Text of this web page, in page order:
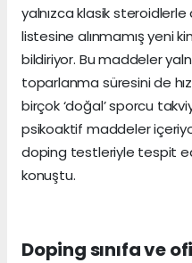
yalnızca klasik steroidlerle
listesine alınmamış yeni
bildiriyor. Bu maddeler
toparlanma süresini de
birçok ‘doğal’ sporcu
psikoaktif maddeler
doping testleriyle tespit
konuştu.
Doping sınıfa ve